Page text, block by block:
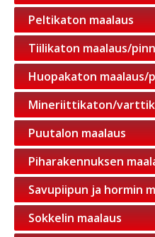
Peltikaton maalaus
Tiilikaton maalaus/
Huopakaton maalaus/
Mineriittikaton/
Puutalon maalaus
Piharakennuksen
Savupiipun ja hormin
Sokkelin maalaus